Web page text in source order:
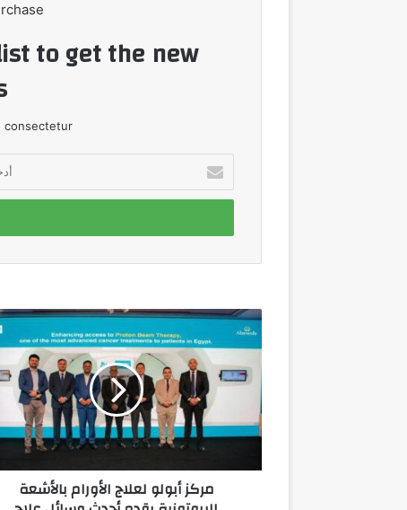
to get the new
consectetur.
بريدك
الإلكتروني
مركز
أبولو
لعلاج
الأورام
بالأشعة
البروتونية
يقدم
وسائل
مركز أبولو لعلاج الأورام بالأشعة